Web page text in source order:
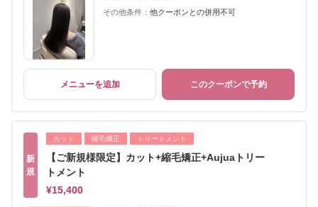
その他条件： 他クーポンとの併用不可
メニューを追加 このクーポンで予約
新
規
カット 縮毛矯正 トリートメント
【ご新規様限定】カット+縮毛矯正+Aujuaトリー
トメント
¥15,400